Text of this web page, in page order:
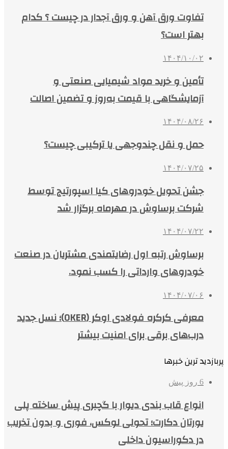
تفاوت ورق آهن و ورق آجدار در چیست ؟ کدام
بهتر است؟
۱۴۰۴/۱۰/۰۲
تأمین و خرید مواد شیمیایی صنعتی و
آزمایشگاهی با قیمت به‌روز و تضمین اصالت
۱۴۰۴/۰۸/۲۶
حمل و نقل چندوجهی یا ترکیبی چیست؟
۱۴۰۴/۰۷/۲۵
جشن تحویل خودروهای کیا اسپورتیج توسط
شرکت برساوش در مهرماه برگزار شد
۱۴۰۴/۰۷/۲۲
برساوش رتبه اول رضایتمندی مشتریان در صنعت
خودروهای وارداتی را کسب نمود.
۱۴۰۴/۰۷/۰۶
معرفی کرکره فولادی اوکر (OKER)؛ نسل جدید
درب‌های برقی برای امنیت بیشتر
پربازدید ترین خبرها
6 روز پیش
انواع قاب بندی دیوار با گچبری پیش ساخته پلی
یورتان دکارت؛ تحولی لوکس، فوری و بدون تخریب
در دکوراسیون داخلی